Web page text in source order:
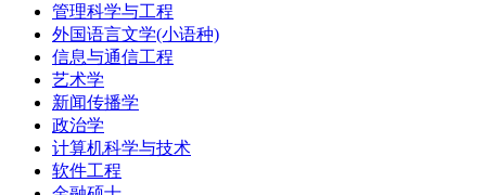
管理科学与工程
外国语言文学(小语种)
信息与通信工程
艺术学
新闻传播学
政治学
计算机科学与技术
软件工程